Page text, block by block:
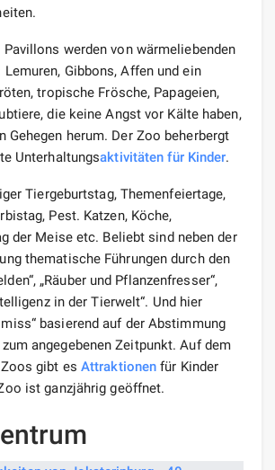
werden von wärmeliebenden
Gibbons, Affen und ein
tropische Frösche, Papageien,
die keine Angst vor Kälte haben,
Gehegen herum. Der Zoo beherbergt
Unterhaltungsaktivitäten für Kinder.
Tiergeburtstag, Themenfeiertage,
Pest. Katzen, Köche,
der Meise etc. Beliebt sind neben der
thematische Führungen durch den
„Räuber und Pflanzenfresser“,
in der Tierwelt“. Und hier
basierend auf der Abstimmung
angegebenen Zeitpunkt. Auf dem
gibt es Attraktionen für Kinder
ist ganzjährig geöffnet.